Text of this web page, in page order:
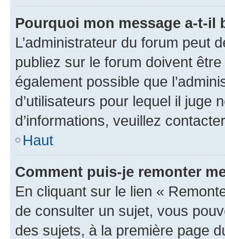
Pourquoi mon message a-t-il
L’administrateur du forum peut
publiez sur le forum doivent
également possible que
d’utilisateurs pour lequel il juge
d’informations, veuillez
Haut
Comment puis-je remonter
En cliquant sur le lien «
de consulter un sujet, vous
des sujets, à la première page